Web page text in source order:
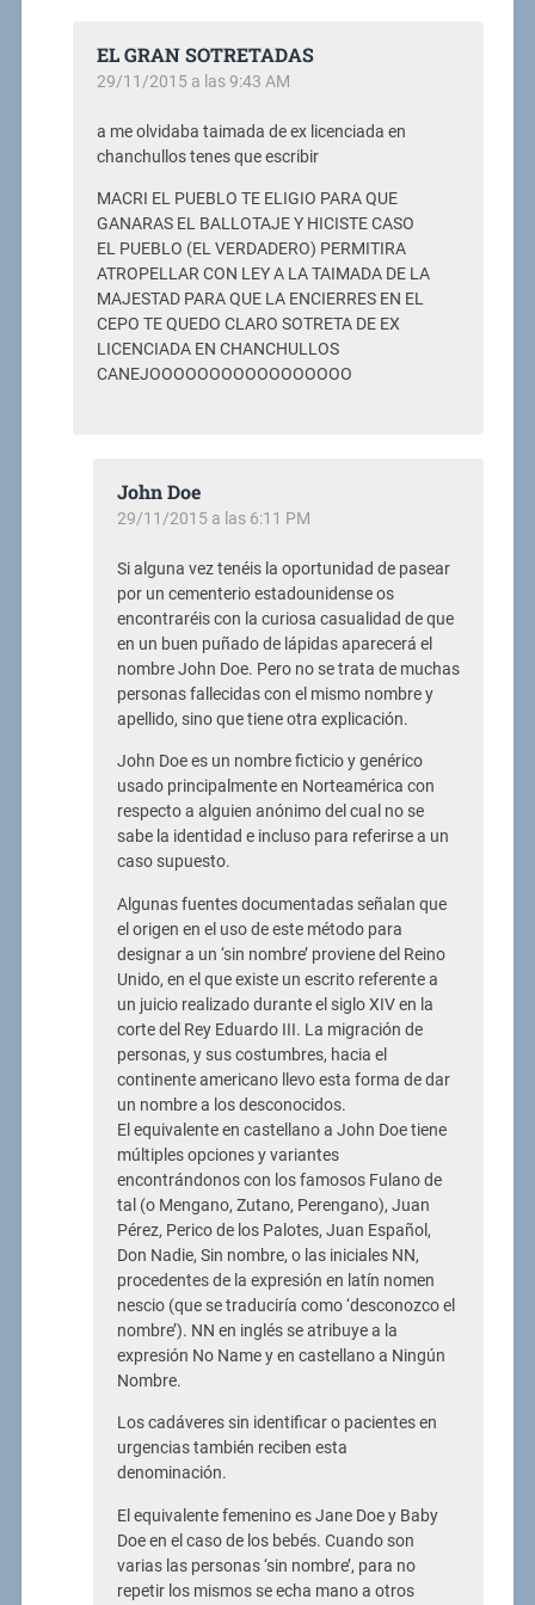
EL GRAN SOTRETADAS
29/11/2015 a las 9:43 AM
a me olvidaba taimada de ex licenciada en
chanchullos tenes que escribir
MACRI EL PUEBLO TE ELIGIO PARA QUE
GANARAS EL BALLOTAJE Y HICISTE CASO
EL PUEBLO (EL VERDADERO) PERMITIRA
ATROPELLAR CON LEY A LA TAIMADA DE LA
MAJESTAD PARA QUE LA ENCIERRES EN EL
CEPO TE QUEDO CLARO SOTRETA DE EX
LICENCIADA EN CHANCHULLOS
CANEJOOOOOOOOOOOOOOOOO
John Doe
29/11/2015 a las 6:11 PM
Si alguna vez tenéis la oportunidad de pasear
por un cementerio estadounidense os
encontraréis con la curiosa casualidad de que
en un buen puñado de lápidas aparecerá el
nombre John Doe. Pero no se trata de muchas
personas fallecidas con el mismo nombre y
apellido, sino que tiene otra explicación.
John Doe es un nombre ficticio y genérico
usado principalmente en Norteamérica con
respecto a alguien anónimo del cual no se
sabe la identidad e incluso para referirse a un
caso supuesto.
Algunas fuentes documentadas señalan que
el origen en el uso de este método para
designar a un ‘sin nombre’ proviene del Reino
Unido, en el que existe un escrito referente a
un juicio realizado durante el siglo XIV en la
corte del Rey Eduardo III. La migración de
personas, y sus costumbres, hacia el
continente americano llevo esta forma de dar
un nombre a los desconocidos.
El equivalente en castellano a John Doe tiene
múltiples opciones y variantes
encontrándonos con los famosos Fulano de
tal (o Mengano, Zutano, Perengano), Juan
Pérez, Perico de los Palotes, Juan Español,
Don Nadie, Sin nombre, o las iniciales NN,
procedentes de la expresión en latín nomen
nescio (que se traduciría como ‘desconozco el
nombre’). NN en inglés se atribuye a la
expresión No Name y en castellano a Ningún
Nombre.
Los cadáveres sin identificar o pacientes en
urgencias también reciben esta
denominación.
El equivalente femenino es Jane Doe y Baby
Doe en el caso de los bebés. Cuando son
varias las personas ‘sin nombre’, para no
repetir los mismos se echa mano a otros